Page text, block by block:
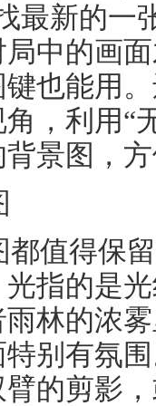
最新的
中的画
也能用
，利用“
景图，
都值得保
指的是
林的浓
别有氛
的剪影